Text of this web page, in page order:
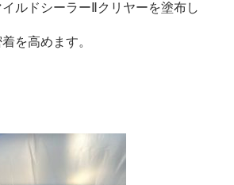
ルドシーラーⅡクリヤーを塗布し
を高めます。